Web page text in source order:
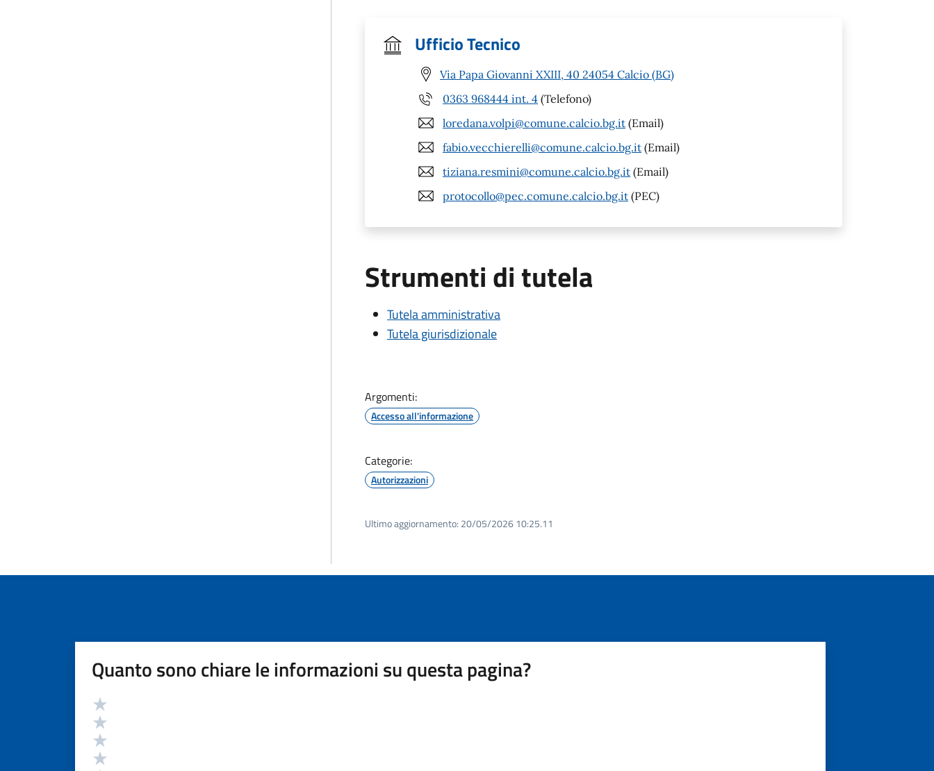
Ufficio Tecnico
Via Papa Giovanni XXIII, 40 24054 Calcio (BG)
0363 968444 int. 4 (Telefono)
loredana.volpi@comune.calcio.bg.it (Email)
fabio.vecchierelli@comune.calcio.bg.it (Email)
tiziana.resmini@comune.calcio.bg.it (Email)
protocollo@pec.comune.calcio.bg.it (PEC)
Strumenti di tutela
Tutela amministrativa
Tutela giurisdizionale
Argomenti:
Accesso all'informazione
Categorie:
Autorizzazioni
Ultimo aggiornamento: 20/05/2026 10:25.11
Quanto sono chiare le informazioni su questa pagina?
Valutazione